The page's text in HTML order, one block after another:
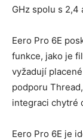
GHz spolu s 2,4
Eero Pro 6E
funkce, jako je
vyžadují
podporu
integraci chytré
Eero Pro 6E je